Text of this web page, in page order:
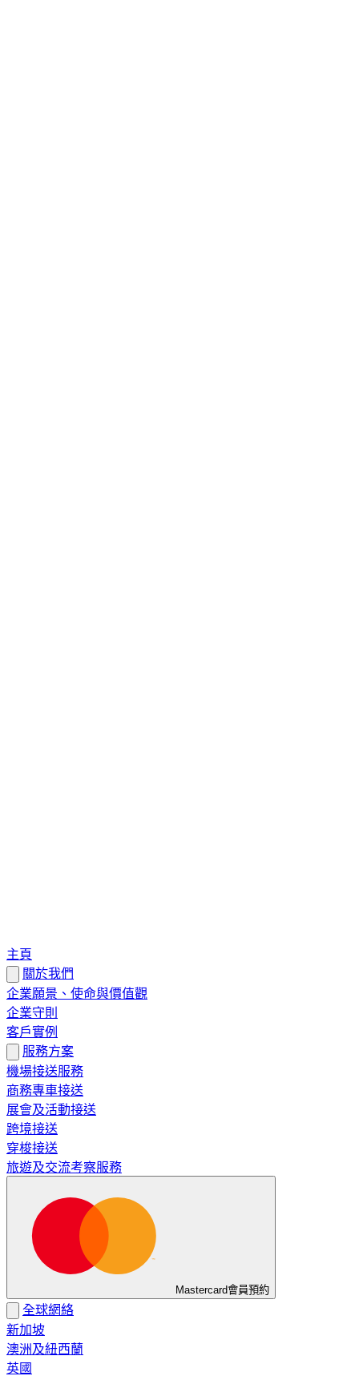
主頁
關於我們
企業願景、使命與價值觀
企業守則
客戶實例
服務方案
機場接送服務
商務專車接送
展會及活動接送
跨境接送
穿梭接送
旅遊及交流考察服務
Mastercard會員預約
全球網絡
新加坡
澳洲及紐西蘭
英國